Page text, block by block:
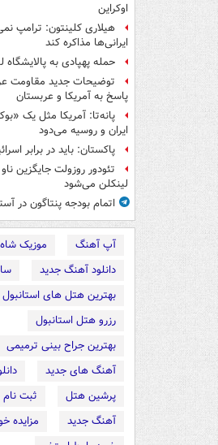
اوکراین
هیلاری کلینتون: ترامپ
ایرانی‌ها مذاکره کند
حمله پهپادی به پالایشگاه
توضیحات جدید مقاومت
پاسخ به آمریکا و عربستان
پانه‌تا: آمریکا مثل یک
ایران و روسیه می‌دود
پاکستان: باید در برابر
تئودور روزولت جایگزین ناو
لینکلن می‌شود
اتمام بودجه پنتاگون در
آپ آهنگ
موزیک شاه
دانلود آهنگ جدید
بهترین هتل های استانبول
رزرو هتل استانبول
بهترین جراح بینی ترمیمی
آهنگ های جدید
پرشین هتل
ثبت نام
آهنگ جدید
مزایده